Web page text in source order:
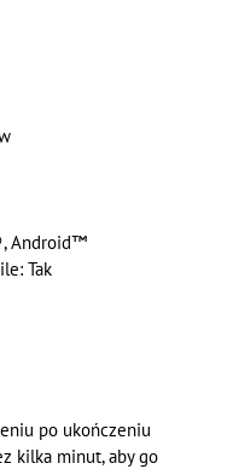
Android™
Tak
po ukończeniu
kilka minut, aby go